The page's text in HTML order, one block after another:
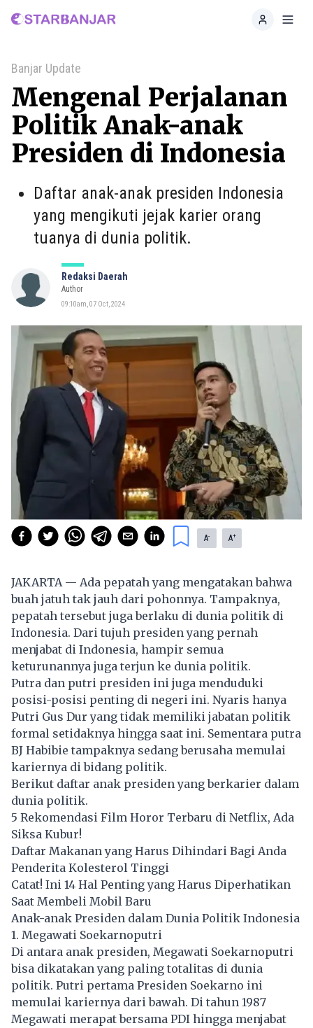
Home
Banjar Update
Mengenal Perjalanan
Politik Anak-anak
Presiden di Indonesia
Daftar anak-anak presiden Indonesia
yang mengikuti jejak karier orang
tuanya di dunia politik.
Redaksi Daerah
Author
09:10am, 07 Oct, 2024
A- A+
JAKARTA — Ada pepatah yang mengatakan bahwa
buah jatuh tak jauh dari pohonnya. Tampaknya,
pepatah tersebut juga berlaku di dunia politik di
Indonesia. Dari tujuh presiden yang pernah
menjabat di Indonesia, hampir semua
keturunannya juga terjun ke dunia politik.
Putra dan putri presiden ini juga menduduki
posisi-posisi penting di negeri ini. Nyaris hanya
Putri Gus Dur yang tidak memiliki jabatan politik
formal setidaknya hingga saat ini. Sementara putra
BJ Habibie tampaknya sedang berusaha memulai
kariernya di bidang politik.
Berikut daftar anak presiden yang berkarier dalam
dunia politik.
5 Rekomendasi Film Horor Terbaru di Netflix, Ada
Siksa Kubur!
Daftar Makanan yang Harus Dihindari Bagi Anda
Penderita Kolesterol Tinggi
Catat! Ini 14 Hal Penting yang Harus Diperhatikan
Saat Membeli Mobil Baru
Anak-anak Presiden dalam Dunia Politik Indonesia
1. Megawati Soekarnoputri
Di antara anak presiden, Megawati Soekarnoputri
bisa dikatakan yang paling totalitas di dunia
politik. Putri pertama Presiden Soekarno ini
memulai kariernya dari bawah. Di tahun 1987
Megawati merapat bersama PDI hingga menjabat